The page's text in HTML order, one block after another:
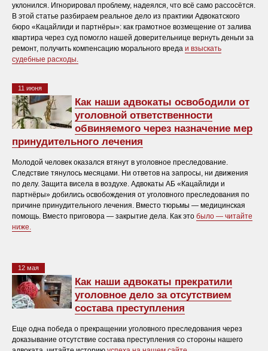
уклонился. Игнорировал проблему, надеялся, что всё само рассосётся.
В этой статье разбираем реальное дело из практики Адвокатского
бюро «Кацайлиди и партнёры»: как грамотное возмещение от залива
квартира через суд помогло нашей доверительнице вернуть деньги за
ремонт, получить компенсацию морального вреда и взыскать
судебные расходы.
11 июня
Как наши адвокаты освободили от
уголовной ответственности
обвиняемого через назначение мер
принудительного лечения
Молодой человек оказался втянут в уголовное преследование.
Следствие тянулось месяцами. Ни ответов на запросы, ни движения
по делу. Защита висела в воздухе. Адвокаты АБ «Кацайлиди и
партнёры» добились освобождения от уголовного преследования по
причине принудительного лечения. Вместо тюрьмы — медицинская
помощь. Вместо приговора — закрытие дела. Как это было — читайте
ниже.
12 мая
Как наши адвокаты прекратили
уголовное дело за отсутствием
состава преступления
Еще одна победа о прекращении уголовного преследования через
доказывание отсутствие состава преступления со стороны нашего